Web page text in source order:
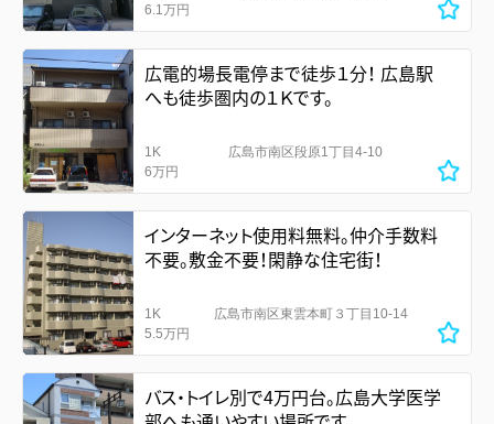
6.1万円
広電的場長電停まで徒歩１分！ 広島駅
へも徒歩圏内の１Ｋです。
1K
6万円
広島市南区段原1丁目4-10
インターネット使用料無料。仲介手数料
不要。敷金不要！閑静な住宅街！
1K
5.5万円
広島市南区東雲本町３丁目10-14
バス・トイレ別で4万円台。広島大学医学